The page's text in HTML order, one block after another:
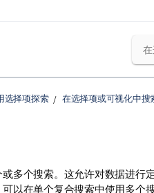
选择项探索 在选择项或可视化中搜
多个搜索。这允许对数据进行
以在单个复合搜索中使用多个搜